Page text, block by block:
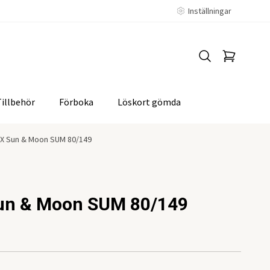
Inställningar
Förboka Löskort gömda
Sun & Moon SUM 80/149
& Moon SUM 80/149